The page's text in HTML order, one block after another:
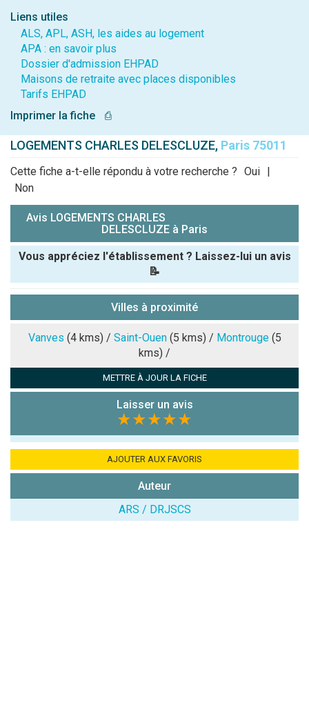
Liens utiles
ALS, APL, ASH, les aides au logement
APA : en savoir plus
Dossier d'admission EHPAD
Maisons de retraite avec places disponibles
Tarifs EHPAD
Imprimer la fiche
⎙
LOGEMENTS CHARLES DELESCLUZE, Paris 75011
Cette fiche a-t-elle répondu à votre recherche ? Oui |
Non
Avis LOGEMENTS CHARLES
DELESCLUZE à Paris
Vous appréciez l'établissement ? Laissez-lui un avis
📝
Note que vous souhaitez attribuer :
Antispam -
Avis sur
:
Villes à proximité
Vanves (4 kms) / Saint-Ouen(5 kms) / Montrouge(5
kms) /
METTRE À JOUR LA FICHE
Laisser un avis
★★★★★
AJOUTER AUX FAVORIS
Auteur
ARS / DRJSCS